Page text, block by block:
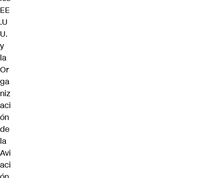
EE
.U
U.
y
la
Or
ga
niz
aci
ón
de
la
Avi
aci